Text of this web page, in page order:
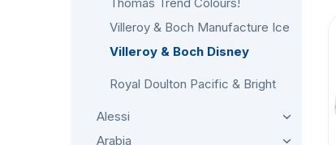
Villeroy & Boch Manufacture Ice
Villeroy & Boch Disney
Royal Doulton Pacific & Bright
Alessi
Arabia